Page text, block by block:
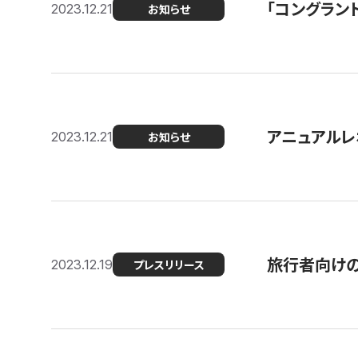
2023.12.21 お知らせ 「コングラ
2023.12.21 お知らせ アニュアル
2023.12.19 プレスリリース 旅行者向け